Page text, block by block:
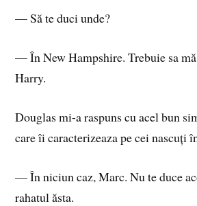
— Să te duci unde?
— În New Hampshire. Trebuie sa
Harry.
Douglas mi-a raspuns cu acel bun
care îi caracterizeaza pe cei nascuți
— În niciun caz, Marc. Nu te duce
rahatul ăsta.